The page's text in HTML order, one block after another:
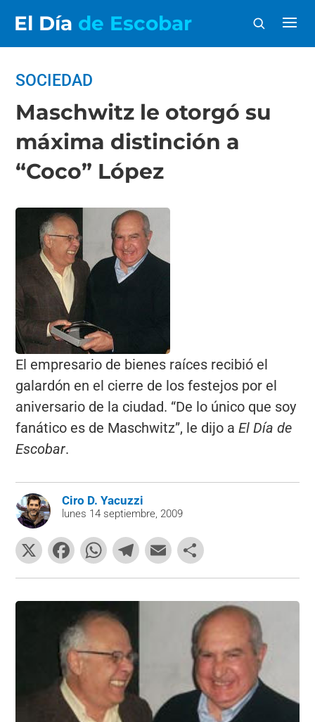
El Día de Escobar
SOCIEDAD
Maschwitz le otorgó su
máxima distinción a
“Coco” López
El empresario de bienes raíces recibió el
galardón en el cierre de los festejos por el
aniversario de la ciudad. “De lo único que soy
fanático es de Maschwitz”, le dijo aEl Día de
Escobar.
Ciro D. Yacuzzi
lunes 14 septiembre, 2009
X
F
a
c
e
b
o
o
k
W
h
at
s
A
p
p
T
el
e
E
m
ai
o
m
p
ar
tir